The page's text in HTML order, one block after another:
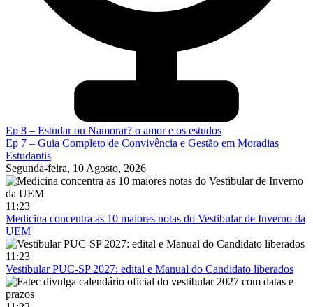
Ep 8 – Estudar ou Namorar? o amor e os estudos
Ep 7 – Guia Completo de Convivência e Gestão em Moradias
Estudantis
Segunda-feira, 10 Agosto, 2026
11:23
Medicina concentra as 10 maiores notas do Vestibular de Inverno da
UEM
11:23
Vestibular PUC-SP 2027: edital e Manual do Candidato liberados